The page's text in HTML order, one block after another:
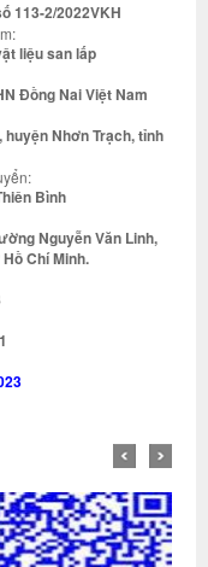
113-2/2022VKH
liệu san lấp
Đồng Nai Việt Nam
Nhơn Trạch, tỉnh
Bình
Nguyễn Văn Linh,
Chí Minh.